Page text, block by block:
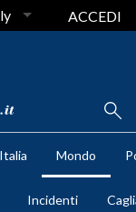
ACCEDI
Italia Mondo
Incidenti